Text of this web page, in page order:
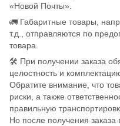
«Новой Почты».
🚛 Габаритные товары,
т.д., отправляются по
товара.
🛠️ При получении заказа
целостность и
Обратите внимание, что
риски, а также
правильную
Но после получения